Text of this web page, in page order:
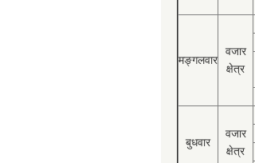
मङ्गलवार
वजार
क्षेत्र
बुधवार
वजार
क्षेत्र